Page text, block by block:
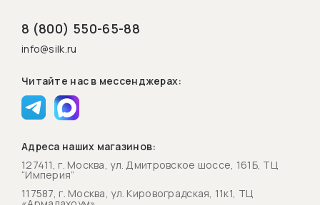
8 (800) 550-65-88
info@silk.ru
Читайте нас в мессенджерах:
Адреса наших магазинов:
127411, г. Москва, ул. Дмитровское шоссе, 161Б, ТЦ
“Империя”
117587, г. Москва, ул. Кировоградская, 11к1, ТЦ